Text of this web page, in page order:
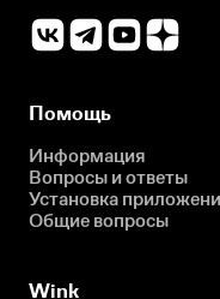
Помощь
Информация
Вопросы и ответы
Установка
Общие вопросы
Wink